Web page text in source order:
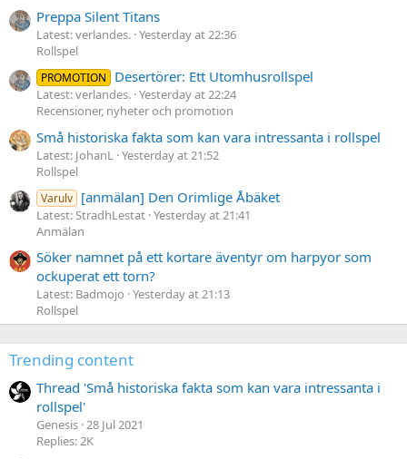
Preppa Silent Titans
Latest: verlandes. Yesterday at 22:36
Rollspel
PROMOTION Desertörer: Ett Utomhusrollspel
Latest: verlandes. Yesterday at 22:24
Recensioner, nyheter och promotion
Små historiska fakta som kan vara intressanta i rollspel
Latest: JohanL
Yesterday at 21:52
Rollspel
Varulv [anmälan] Den Orimlige Åbäket
Latest: StradhLestat Yesterday at 21:41
Anmälan
Söker namnet på ett kortare äventyr om harpyor som
ockuperat ett torn?
Latest: Badmojo Yesterday at 21:13
Rollspel
Trending content
Thread 'Små historiska fakta som kan vara intressanta i
rollspel'
Genesis 28 Jul 2021
Replies: 2K